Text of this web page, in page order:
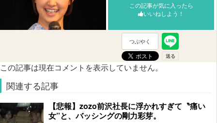
この記事が気に入ったら
いいねしよう！
つぶやく
この記事は現在コメントを表示していません。
関連する記事
【悲報】zozo前沢社長に浮かれすぎて〝痛い
女”と、バッシングの剛力彩芽。